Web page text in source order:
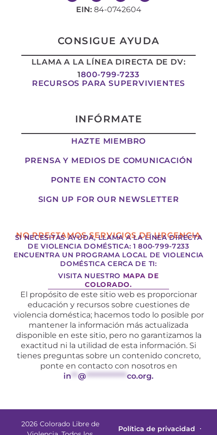
n
i
n
-
i
s
r
a
m
c
o
k
-
f
t
e
r
EIN:84-0742604
CONSIGUE AYUDA
LLAMA A LA LÍNEA DIRECTA DE DV:
1800-799-7233
RECURSOS PARA SUPERVIVIENTES
INFÓRMATE
HAZTE MIEMBRO
PRENSA Y MEDIOS DE COMUNICACIÓN
PONTE EN CONTACTO CON
SIGN UP FOR OUR NEWSLETTER
NO PRESTAMOS SERVICIOS DE URGENCIA
SI NECESITAS AYUDA, LLAMA A LA LÍNEA DIRECTA
DE VIOLENCIA DOMÉSTICA: 1 800-799-7233
ENCUENTRA UN PROGRAMA LOCAL DE VIOLENCIA
DOMÉSTICA CERCA DE TI:
VISITA NUESTRO MAPA DE
COLORADO.
El propósito de este sitio web es proporcionar
educación y recursos sobre cuestiones de
violencia doméstica; hacemos todo lo posible por
mantener la información más actualizada
disponible en este sitio, pero no garantizamos la
exactitud ni la utilidad de esta información. Si
tienes preguntas sobre un contenido concreto,
ponte en contacto con nosotros en
in **@ ************co.org.
2026 Colorado Libre de
Política de privacidad